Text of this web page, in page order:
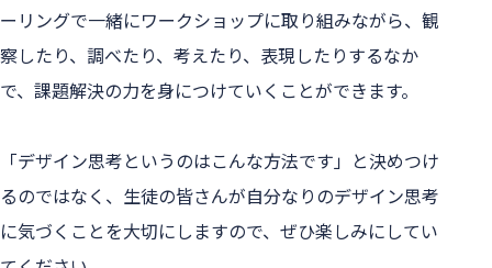
ーリングで一緒にワークショップに取り組みながら、観
察したり、調べたり、考えたり、表現したりするなか
で、課題解決の力を身につけていくことができます。
「デザイン思考というのはこんな方法です」と決めつけ
るのではなく、生徒の皆さんが自分なりのデザイン思考
に気づくことを大切にしますので、ぜひ楽しみにしてい